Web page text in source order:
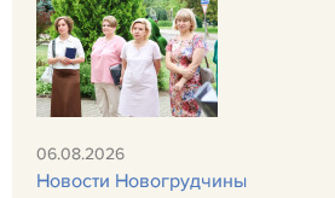
06.08.2026
Новости Новогрудчины